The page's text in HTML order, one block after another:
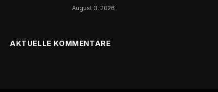
August 3, 2026
AKTUELLE KOMMENTARE